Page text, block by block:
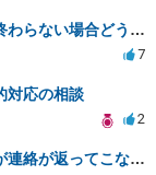
開示請求の仮処分での審尋で２回目で終わらない場合どうしたらいいですか
7
対応の相談
2
無断で動画を撮影され、削除させたいが連絡が返ってこない。